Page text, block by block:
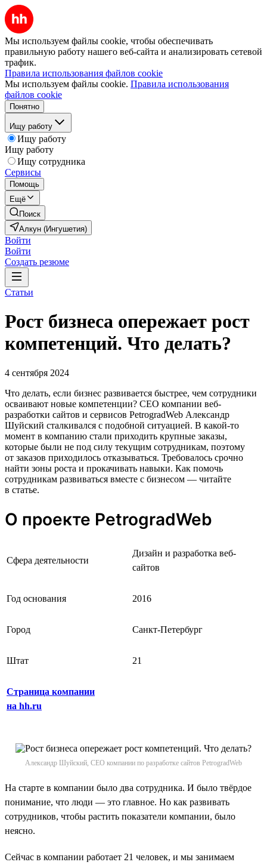
Мы используем файлы cookie, чтобы обеспечивать
правильную работу нашего веб-сайта и анализировать сетевой
трафик.
Правила использования файлов cookie
Мы используем файлы cookie. Правила использования
файлов cookie
Понятно
Ищу работу
Ищу работу
Ищу работу
Ищу сотрудника
Сервисы
Помощь
Ещё
Поиск
Алкун (Ингушетия)
Войти
Войти
Создать резюме
Статьи
Рост бизнеса опережает рост
компетенций. Что делать?
4 сентября 2024
Что делать, если бизнес развивается быстрее, чем сотрудники
осваивают новые компетенции? CEO компании веб-
разработки сайтов и сервисов PetrogradWeb Александр
Шуйский сталкивался с подобной ситуацией. В какой-то
момент в компанию стали приходить крупные заказы,
которые были не под силу текущим сотрудникам, поэтому
от заказов приходилось отказываться. Требовалось срочно
найти зоны роста и прокачивать навыки. Как помочь
сотрудникам развиваться вместе с бизнесом — читайте
в статье.
О проекте PetrogradWeb
Сфера деятельности
Дизайн и разработка веб-
сайтов
Год основания 2016
Город Санкт-Петербург
Штат 21
Страница компании
на hh.ru
Александр Шуйский, CEO компании по разработке сайтов PetrogradWeb
На старте в компании было два сотрудника. И было твёрдое
понимание, что люди — это главное. Но как развивать
сотрудников, чтобы растить показатели компании, было
неясно.
Сейчас в компании работает 21 человек, и мы занимаем